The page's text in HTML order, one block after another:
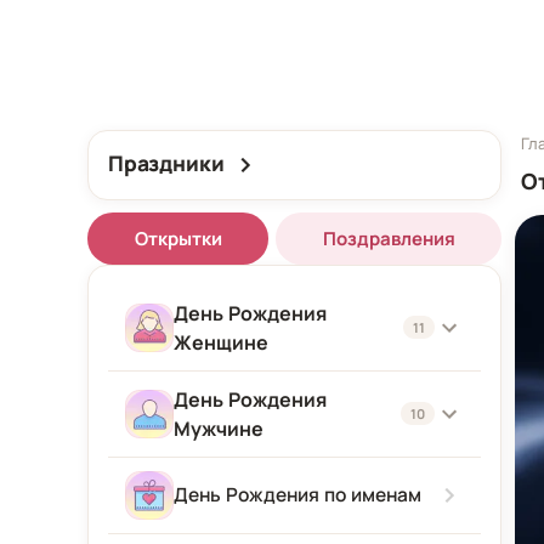
Праздники
Открытки Поздравления
День Рождения
Женщине
11
Женщине
Подруге
Девушке
День Рождения
Мужчине
10
Мужчине
День Рождения по именам